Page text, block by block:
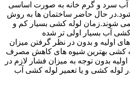
آب سرد و گرم خانه به صورت اساسی
شود.در حال حاضر ساختمان ها به روش
شوند.زمان لوله کشی بسیار کم و
آب بسیار اولی تر شده
اولیه و بدون در نظر گرفتن میزان
کشی بهترین شیوه های کاهش مصرف
بدون توجه به میزان فشار لازم در
لوله کشی و یا تعمیر لوله کشی آب